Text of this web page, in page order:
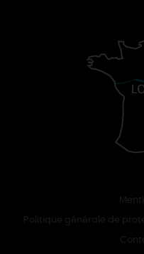
Politique générale de